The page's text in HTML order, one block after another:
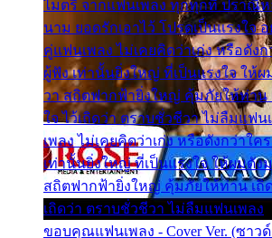
ไมตรี จากแฟนเพลง ทุกทุกที่ ปราณี
นาม ยอดรักเอาไว้ โปรดเป็นแรงใจ
คู่แฟนเพลง ไม่เคยคิดว่าเก่ง หรือดัง
ผู้ฟัง เท่านั้นยิ่งใหญ่ ที่เป็นแรงใจ ให้ผ
วา สถิตฟากฟ้ายิ่งใหญ่ คุ้มภัยให้ท่าน
ใจ ไว้เถิดว่า ตราบชั่วชีวา ไม่ลืมแฟ
เพลง ไม่เคยคิดว่าเก่ง หรือดังกว่าใ
เท่านั้นยิ่งใหญ่ ที่เป็นแรงใจ ให้ผมดัง
สถิตฟากฟ้ายิ่งใหญ่ คุ้มภัยให้ท่าน เถิ
เถิดว่า ตราบชั่วชีวา ไม่ลืมแฟนเพลง
ขอบคุณแฟนเพลง - Cover Ver. (ซาว